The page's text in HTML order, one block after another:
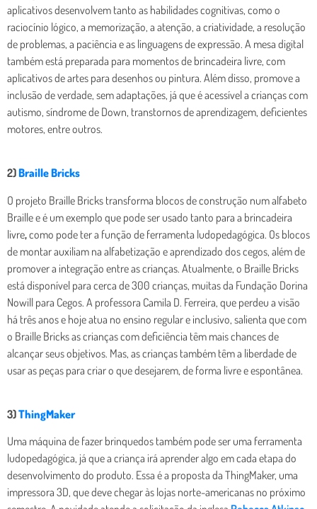
aplicativos desenvolvem tanto as habilidades cognitivas, como o
raciocínio lógico, a memorização, a atenção, a criatividade, a resolução
de problemas, a paciência e as linguagens de expressão. A mesa digital
também está preparada para momentos de brincadeira livre, com
aplicativos de artes para desenhos ou pintura. Além disso, promove a
inclusão de verdade, sem adaptações, já que é acessível a crianças com
autismo, síndrome de Down, transtornos de aprendizagem, deficientes
motores, entre outros.
2)Braille Bricks
O projeto Braille Bricks transforma blocos de construção num alfabeto
Braille e é um exemplo que pode ser usado tanto para a brincadeira
livre,como pode ter a função de ferramenta ludopedagógica. Os blocos
de montar auxiliam na alfabetização e aprendizado dos cegos, além de
promover a integração entre as crianças. Atualmente, o Braille Bricks
está disponível para cerca de 300 crianças, muitas da Fundação Dorina
Nowill para Cegos. A professora Camila D. Ferreira, que perdeu a visão
há três anos e hoje atua no ensino regular e inclusivo, salienta que com
o Braille Bricks as crianças com deficiência têm mais chances de
alcançar seus objetivos. Mas, as crianças também têm a liberdade de
usar as peças para criar o que desejarem, de forma livre e espontânea.
3)ThingMaker
Uma máquina de fazer brinquedos também pode ser uma ferramenta
ludopedagógica, já que a criança irá aprender algo em cada etapa do
desenvolvimento do produto. Essa é a proposta da ThingMaker, uma
impressora 3D, que deve chegar às lojas norte-americanas no próximo